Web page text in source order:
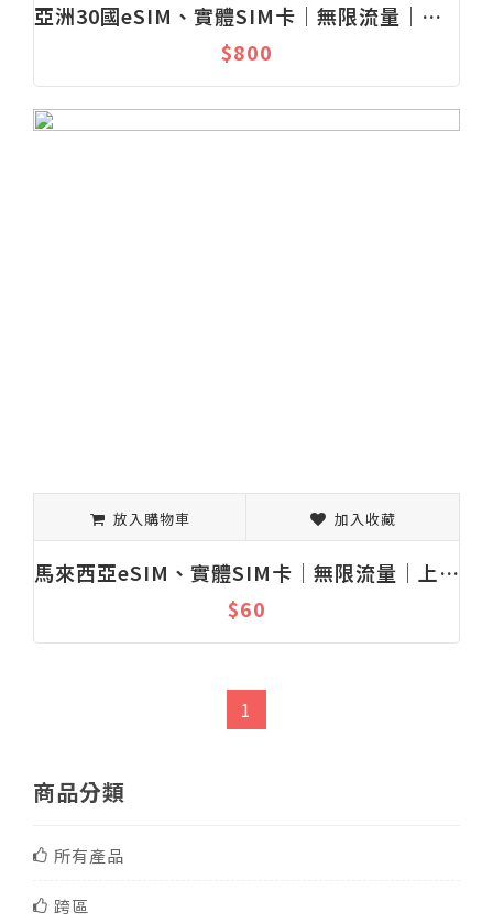
亞洲30國eSIM、實體SIM卡│無限流量│上網吃到飽│固定流量│1-30天
$800
放入購物車 加入收藏
馬來西亞eSIM、實體SIM卡│無限流量│上網吃到飽│固定流量│1-30天
$60
1
商品分類
所有產品
跨區